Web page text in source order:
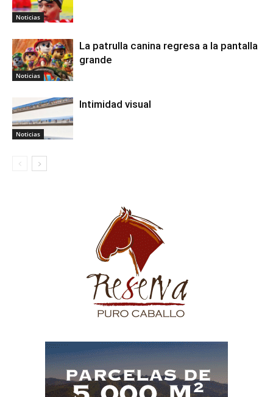
Noticias
Noticias
La patrulla canina regresa a la pantalla
grande
Noticias
Intimidad visual